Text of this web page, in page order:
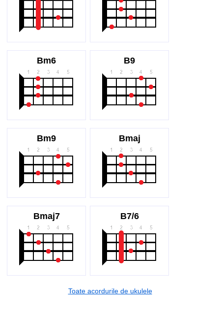
Bm6 B9
Bm9 Bmaj
Bmaj7 B7/6
Toate acordurile de ukulele